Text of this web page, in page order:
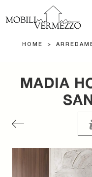
HOME >
MADIA